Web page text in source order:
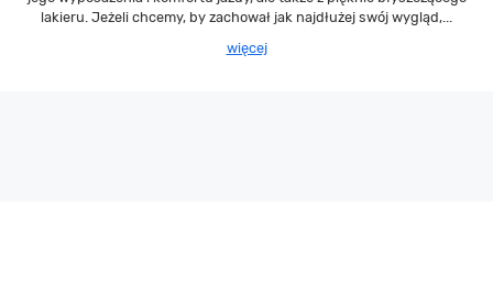
lakieru. Jeżeli chcemy, by zachował jak najdłużej swój wygląd,...
więcej